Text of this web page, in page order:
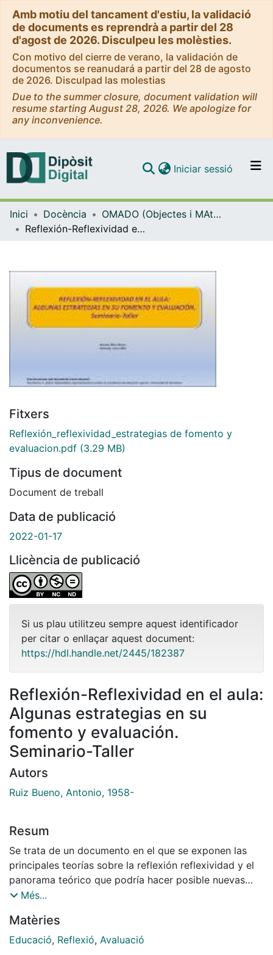
Amb motiu del tancament d'estiu, la validació
de documents es reprendrà a partir del 28
d'agost de 2026. Disculpeu les molèsties.
Con motivo del cierre de verano, la validación de
documentos se reanudará a partir del 28 de agosto
de 2026. Disculpad las molestias
Due to the summer closure, document validation will
resume starting August 28, 2026. We apologize for
any inconvenience.
Navega per tot el DD
Iniciar sessió (current)
Inici Docència
OMADO (Objectes i MAterials DOcents)
Reflexión-Reflexividad en el aula: Algunas estrategias en su fomento y evaluación. Seminario-Taller
Fitxers
Reflexión_reflexividad_estrategias de fomento y
evaluacion.pdf (3.29 MB)
Tipus de document
Document de treball
Data de publicació
2022-01-17
Llicència de publicació
Si us plau utilitzeu sempre aquest identificador
per citar o enllaçar aquest document:
https://hdl.handle.net/2445/182387
Reflexión-Reflexividad en el aula:
Algunas estrategias en su
fomento y evaluación.
Seminario-Taller
Autors
Ruiz Bueno, Antonio, 1958-
Resum
Se trata de un documento en el que se exponen las
principales teorías sobre la reflexión reflexividad y el
panorama teórico que podría hacer posible nuevas
perspectivas de abordaje en el ámbito universitario
Además, aporta algunas sugerencias sobre qué
aspecto se han de tener en cuenta a la hora de crear
Més...
Matèries
Educació, Reflexió, Avaluació